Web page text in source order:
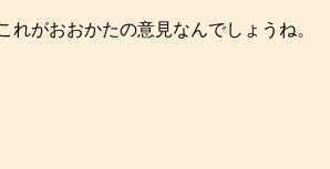
がおおかたの意見なんでしょうね。